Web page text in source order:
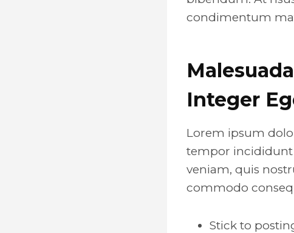
condimentum
Integer
Lorem ipsum
tempor incididunt
veniam, quis
commodo
Stick to